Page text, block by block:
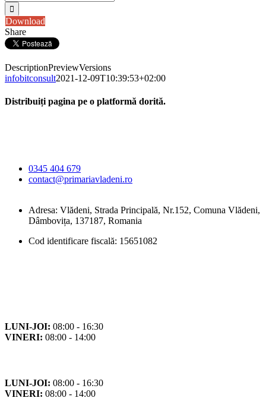
Download
Share
DescriptionPreviewVersions
infobitconsult2021-12-09T10:39:53+02:00
Distribuiți pagina pe o platformă dorită.
0345 404 679
contact@primariavladeni.ro
Adresa: Vlădeni, Strada Principală, Nr.152, Comuna Vlădeni,
Dâmbovița, 137187, Romania
Cod identificare fiscală: 15651082
LUNI-JOI: 08:00 - 16:30
VINERI: 08:00 - 14:00
LUNI-JOI: 08:00 - 16:30
VINERI: 08:00 - 14:00